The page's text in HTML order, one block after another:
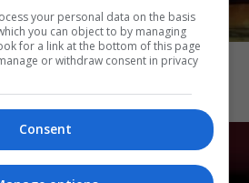
CINEMA
Wild Hearts
your personal data on the basis
you can object to by managing
for a link at the bottom of this page
or withdraw consent in privacy
Consent